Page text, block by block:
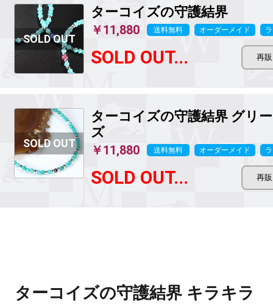
ターコイズの守護結界
￥11,880 送料無料 オーダーメイド
SOLD OUT...
ターコイズの守護結界 グリ
ズ
￥11,880 送料無料 オーダーメイド
SOLD OUT...
ターコイズの守護結界 キラキラ